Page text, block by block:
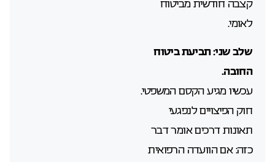
קצבה חודשית מביטוח
לאומי.
שלב שני: תביעת ביטוח
החובה.
עכשיו מגיע הקסם המשפטי.
חוק הפיצויים לנפגעי
תאונות דרכים אומר דבר
כזה: אם הוועדה הרפואית